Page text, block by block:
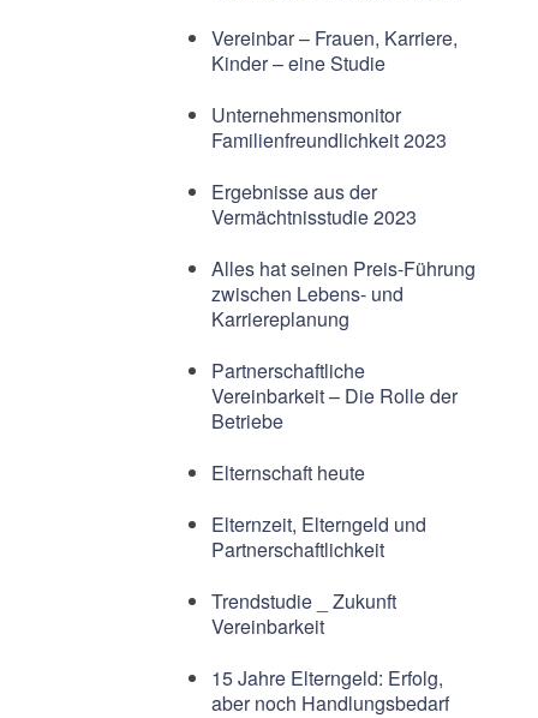
Vereinbar – Frauen, Karriere,
Kinder – eine Studie
Unternehmensmonitor
Familienfreundlichkeit 2023
Ergebnisse aus der
Vermächtnisstudie 2023
Alles hat seinen Preis-Führung
zwischen Lebens- und
Karriereplanung
Partnerschaftliche
Vereinbarkeit – Die Rolle der
Betriebe
Elternschaft heute
Elternzeit, Elterngeld und
Partnerschaftlichkeit
Trendstudie _ Zukunft
Vereinbarkeit
15 Jahre Elterngeld: Erfolg,
aber noch Handlungsbedarf